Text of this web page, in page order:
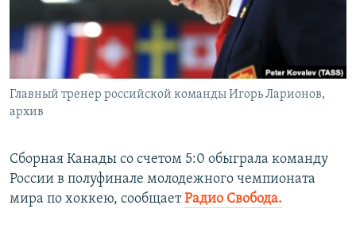
КРЫМ.НЕПОКОРЕННЫЙ
УКРАИНСКАЯ ПРОБЛЕМА КРЫМА
Главный тренер российской команды Игорь Ларионов,
архив
Сборная Канады со счетом 5:0 обыграла команду
России в полуфинале молодежного чемпионата
мира по хоккею, сообщает Радио Свобода.